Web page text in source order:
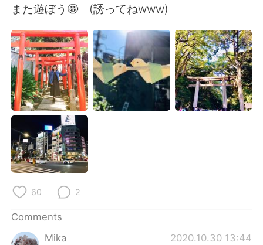
また遊ぼう🤩 (誘ってねwww)
60 2
Comments
Mika
2020.10.30 13:44